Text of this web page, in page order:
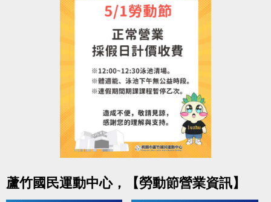
蘆竹國民運動中心，【勞動節營業資訊】